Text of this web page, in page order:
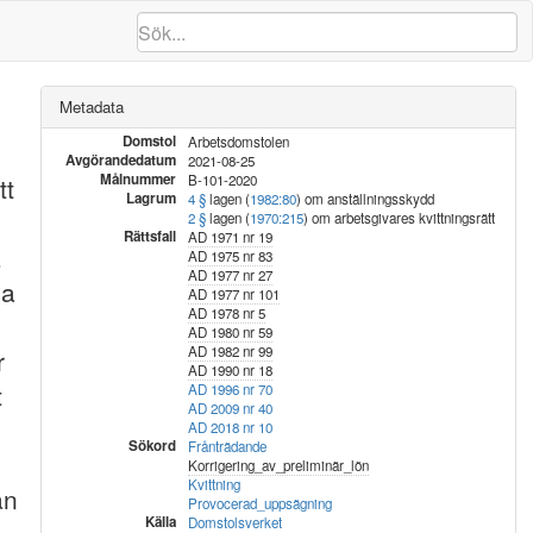
Metadata
Domstol Arbetsdomstolen
Avgörandedatum 2021-08-25
Målnummer B-101-2020
Lagrum 4 §lagen (1982:80) om anställningsskydd
2 §lagen (1970:215) om arbetsgivares kvittningsrätt
Rättsfall
AD 1971 nr 19
AD 1975 nr 83
AD 1977 nr 27
AD 1977 nr 101
AD 1978 nr 5
AD 1980 nr 59
AD 1982 nr 99
AD 1990 nr 18
AD 1996 nr 70
AD 2009 nr 40
AD 2018 nr 10
Sökord
Frånträdande
Korrigering_av_preliminär_lön
Kvittning
Provocerad_uppsägning
Källa Domstolsverket